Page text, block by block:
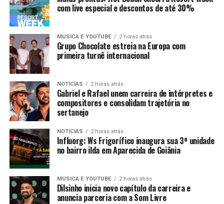
com live especial e descontos de até 30%
MUSICA E YOUTUBE 2 horas atrás
Grupo Chocolate estreia na Europa com
primeira turnê internacional
NOTICIAS 2 horas atrás
Gabriel e Rafael unem carreira de intérpretes e
compositores e consolidam trajetória no
sertanejo
NOTICIAS 2 horas atrás
Influorg: Ws Frigorífico inaugura sua 3º unidade
no bairro ilda em Aparecida de Goiânia
MUSICA E YOUTUBE 2 horas atrás
Dilsinho inicia novo capítulo da carreira e
anuncia parceria com a Som Livre